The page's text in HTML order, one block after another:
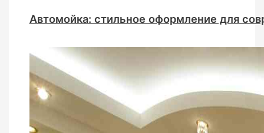
Автомойка: стильное оформление для